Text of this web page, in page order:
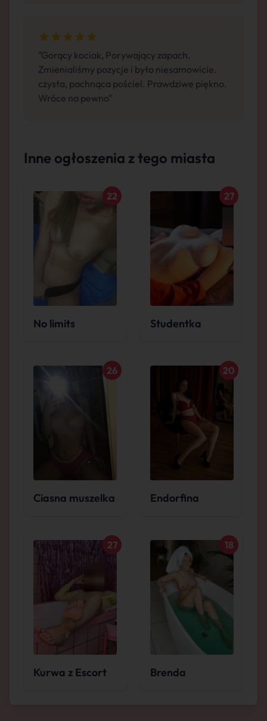
"Gorący kociak, Porywający zapach.
Zmienialiśmy pozycje i było niesamowicie.
czysta, pachnąca pościel. Prawdziwe piękno.
Wróce na pewno"
Inne ogłoszenia z tego miasta
No limits
22
Studentka
27
Ciasna muszelka
26
Endorfina
20
Kurwa z Escort
27
Brenda
18